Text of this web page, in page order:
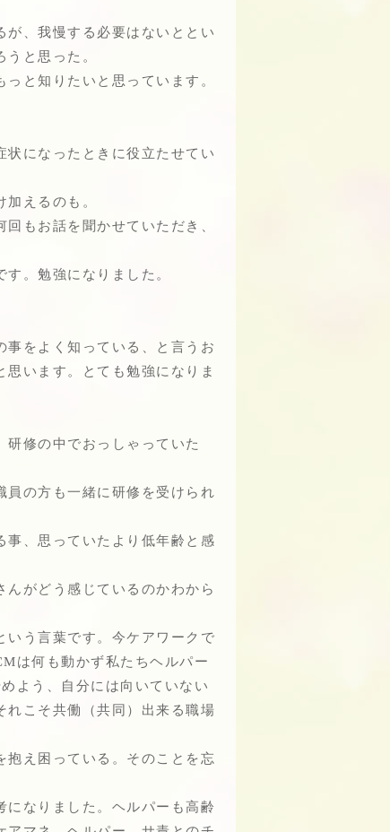
が、我慢する必要はないととい
と思った。
と知りたいと思っています。
状になったときに役立たせてい
えるのも。
もお話を聞かせていただき、
。勉強になりました。
事をよく知っている、と言うお
います。とても勉強になりま
研修の中でおっしゃっていた
員の方も一緒に研修を受けられ
事、思っていたより低年齢と感
んがどう感じているのかわから
いう言葉です。今ケアワークで
は何も動かず私たちヘルパー
よう、自分には向いていない
れこそ共働（共同）出来る職場
抱え困っている。そのことを忘
になりました。ヘルパーも高齢